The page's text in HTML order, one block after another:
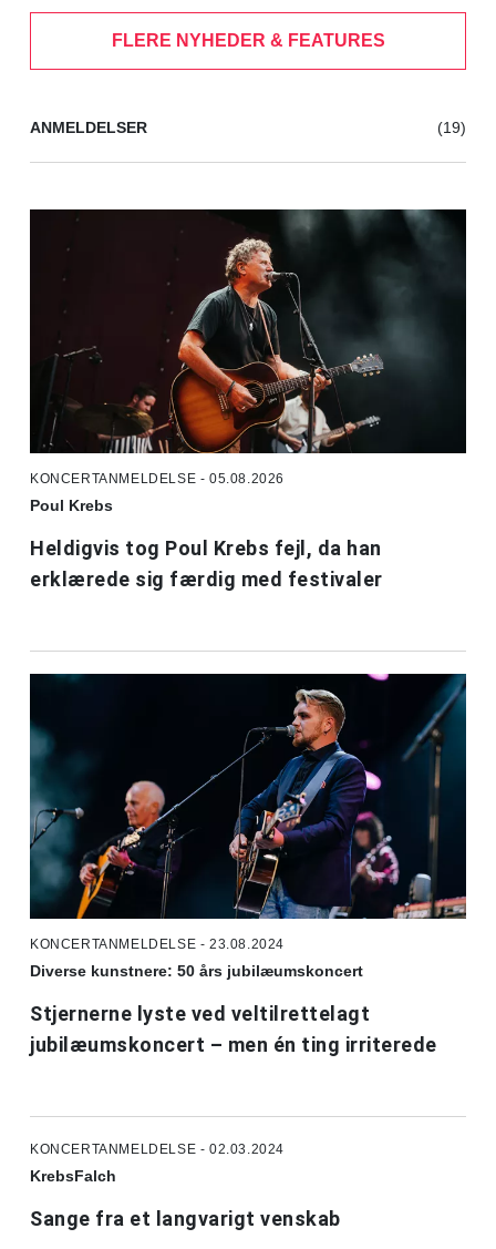
FLERE NYHEDER & FEATURES
ANMELDELSER (19)
KONCERTANMELDELSE - 05.08.2026
Poul Krebs
Heldigvis tog Poul Krebs fejl, da han
erklærede sig færdig med festivaler
KONCERTANMELDELSE - 23.08.2024
Diverse kunstnere: 50 års jubilæumskoncert
Stjernerne lyste ved veltilrettelagt
jubilæumskoncert – men én ting irriterede
KONCERTANMELDELSE - 02.03.2024
KrebsFalch
Sange fra et langvarigt venskab